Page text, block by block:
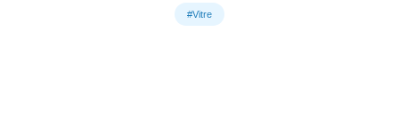
#Vitre